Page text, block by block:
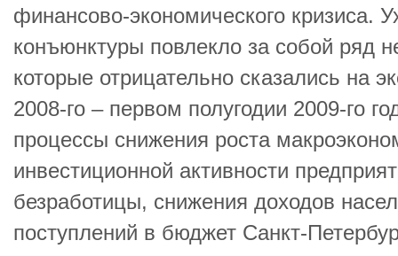
финансово-экономического кризиса.
конъюнктуры повлекло за собой ряд
которые отрицательно сказались на
2008-го – первом полугодии 2009-го
процессы снижения роста
инвестиционной активности
безработицы, снижения доходов
поступлений в бюджет Санкт-